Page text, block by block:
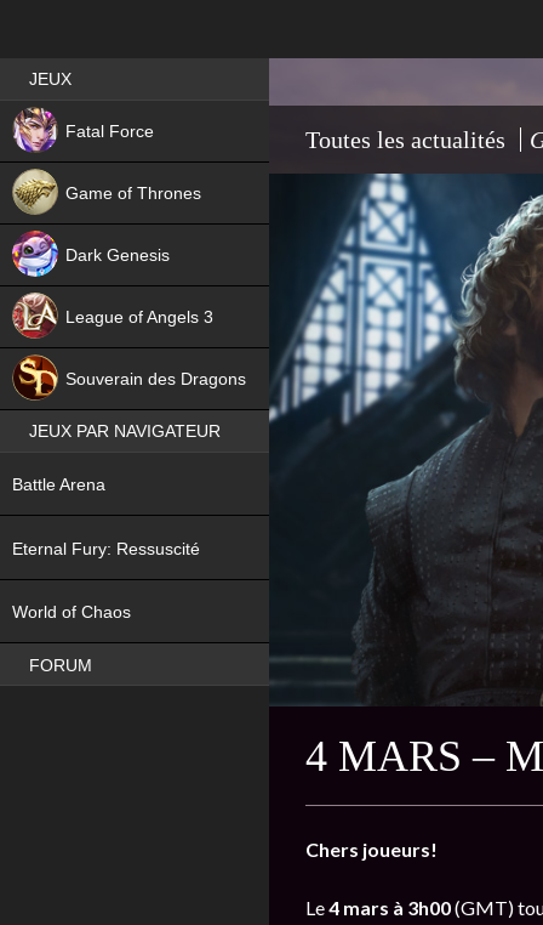
Toutes les actualités
4 MARS –
Chers joueurs!
Le4 mars à 3h00(GMT)
Best RPG games in France
JEUX
Fatal Force
NEW
Game of Thrones
Dark Genesis
League of Angels 3
Souverain des Dragons
JEUX PAR NAVIGATEUR
Battle Arena
Eternal Fury: Ressuscité
World of Chaos
FORUM